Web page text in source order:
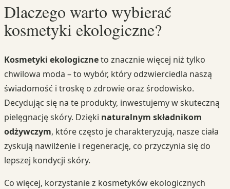
Dlaczego warto wybierać
kosmetyki ekologiczne?
Kosmetyki ekologiczneto znacznie więcej niż tylko
chwilowa moda – to wybór, który odzwierciedla naszą
świadomość i troskę o zdrowie oraz środowisko.
Decydując się na te produkty, inwestujemy w skuteczną
pielęgnację skóry. Dzięki naturalnym składnikom
odżywczym, które często je charakteryzują, nasze ciała
zyskują nawilżenie i regenerację, co przyczynia się do
lepszej kondycji skóry.
Co więcej, korzystanie z kosmetyków ekologicznych